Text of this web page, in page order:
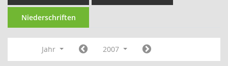
Niederschriften
Jahr 2007